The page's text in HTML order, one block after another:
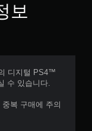
보
디지털 PS4™
수 있습니다.
복 구매에 주의